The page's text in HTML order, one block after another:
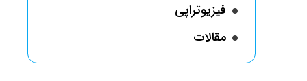
فیزیوتراپی
مقالات